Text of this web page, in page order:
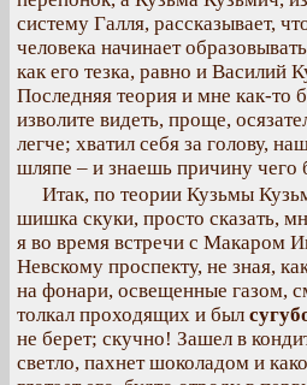
систему Галля, рассказывает,
человека начинает
как его тезка, равно и Василий
Последняя теория и мне как-то
изволите видеть, проще,
легче; хватил себя за голову,
шляпе – и знаешь причину чего
Итак, по теории Кузьмы
шишка скуки, просто сказать,
я во время встречи с Макаром
Невскому проспекту, не зная,
на фонари, освещенные газом,
толкал проходящих и был
не берет; скучно! Зашел в
светло, пахнет шоколадом и